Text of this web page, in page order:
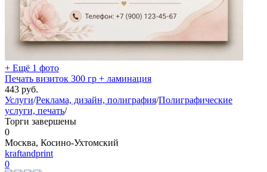
+ Ещё 1 фото
Печать визиток 300 гр + ламинация
443 руб.
Услуги/Реклама, дизайн, полиграфия/Полиграфические
услуги, печать/
Торги завершены
0
Москва, Косино-Ухтомский
kraftandprint
0